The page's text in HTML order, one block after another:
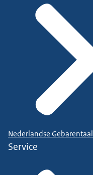
Nederlandse Gebarentaal
Service